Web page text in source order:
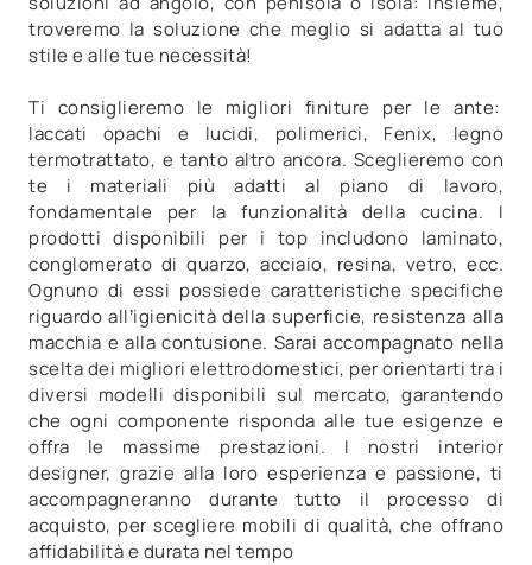
troveremo la soluzione che meglio si adatta al tuo
stile e alle tue necessità!
Ti consiglieremo le migliori finiture per le ante:
laccati opachi e lucidi, polimerici, Fenix, legno
termotrattato, e tanto altro ancora. Sceglieremo con
te i materiali più adatti al piano di lavoro,
fondamentale per la funzionalità della cucina. I
prodotti disponibili per i top includono laminato,
conglomerato di quarzo, acciaio, resina, vetro, ecc.
Ognuno di essi possiede caratteristiche specifiche
riguardo all’igienicità della superficie, resistenza alla
macchia e alla contusione. Sarai accompagnato nella
scelta dei migliori elettrodomestici, per orientarti tra i
diversi modelli disponibili sul mercato, garantendo
che ogni componente risponda alle tue esigenze e
offra le massime prestazioni. I nostri interior
designer, grazie alla loro esperienza e passione, ti
accompagneranno durante tutto il processo di
acquisto, per scegliere mobili di qualità, che offrano
affidabilità e durata nel tempo